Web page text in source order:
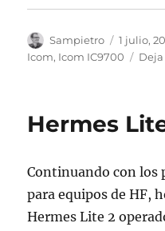
Autor
Sampietro
el
1 julio,
Icom, Icom IC9700
Hermes
Continuando con los
para equipos de HF,
Hermes Lite 2